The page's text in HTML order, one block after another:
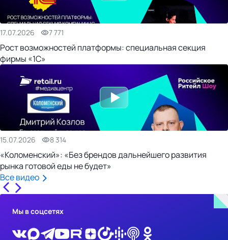
17.07.2026 7 771
Рост возможностей платформы: специальная секция
фирмы «1С»
15.07.2026 8 314
«Коломенский»: «Без брендов дальнейшего развития
рынка готовой еды не будет»
Все видео
Мы в соцсетях